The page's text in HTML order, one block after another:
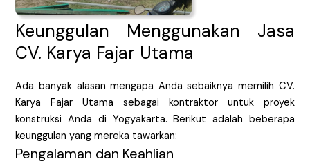
Keunggulan Menggunakan Jasa
CV. Karya Fajar Utama
Ada banyak alasan mengapa Anda sebaiknya memilih CV.
Karya Fajar Utama sebagai kontraktor untuk proyek
konstruksi Anda di Yogyakarta. Berikut adalah beberapa
keunggulan yang mereka tawarkan:
Pengalaman dan Keahlian